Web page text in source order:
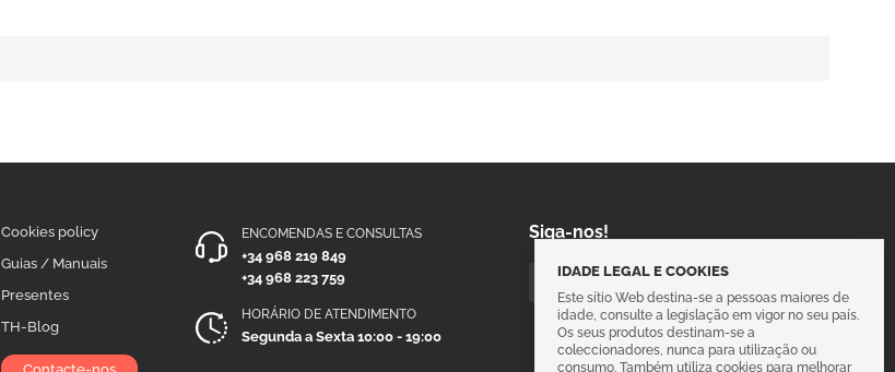
Cookies policy
Guias / Manuais
Presentes
TH-Blog
ENCOMENDAS E CONSULTAS
+34 968 219 849
+34 968 223 759
HORÁRIO DE ATENDIMENTO
Segunda a Sexta 10:00 - 19:00
Siga-nos!
IDADE LEGAL E COOKIES
Este sítio Web destina-se a pessoas maiores de
idade, consulte a legislação em vigor no seu país.
Os seus produtos destinam-se a
coleccionadores, nunca para utilização ou
consumo. Também utiliza cookies para melhorar